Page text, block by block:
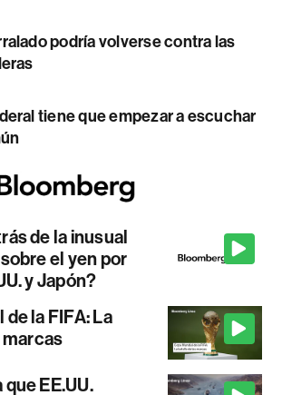
podría volverse contra las
tiene que empezar a escuchar
de la inusual
el yen por
y Japón?
la FIFA: La
EE.UU.